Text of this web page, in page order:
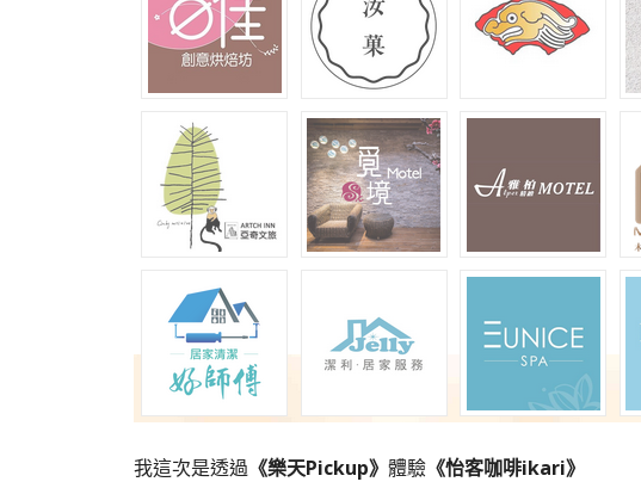
我這次是透過 《樂天Pickup》 體驗 《怡客咖啡ikari》